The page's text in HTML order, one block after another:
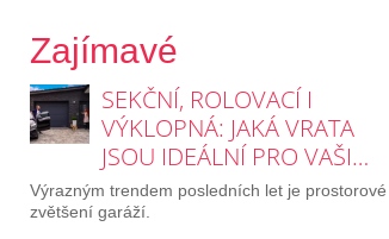
Zajímavé
SEKČNÍ, ROLOVACÍ I
VÝKLOPNÁ: JAKÁ VRATA
JSOU IDEÁLNÍ PRO VAŠI…
Výrazným trendem posledních let je prostorové
zvětšení garáží.